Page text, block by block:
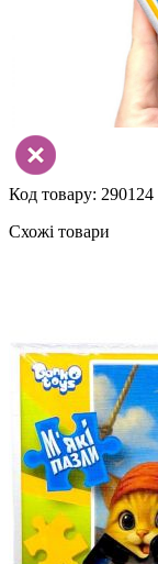
Код товару: 290124
Схожі товари